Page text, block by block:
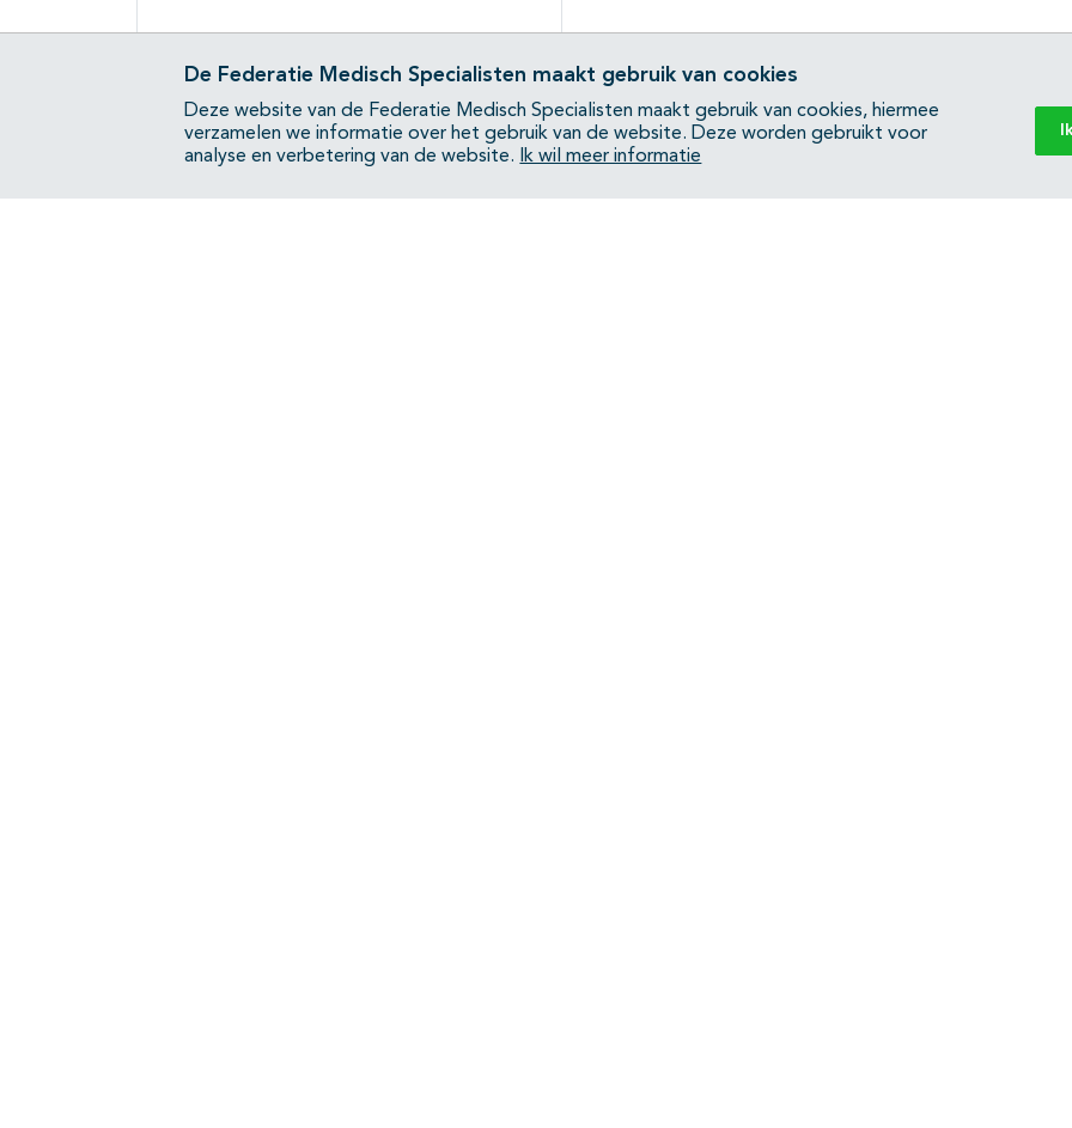
De Federatie Medisch Specialisten maakt gebruik van cookies
Deze website van de Federatie Medisch Specialisten maakt gebruik van cookies, hiermee
verzamelen we informatie over het gebruik van de website. Deze worden gebruikt voor
analyse en verbetering van de website.
Ik wil meer informatie